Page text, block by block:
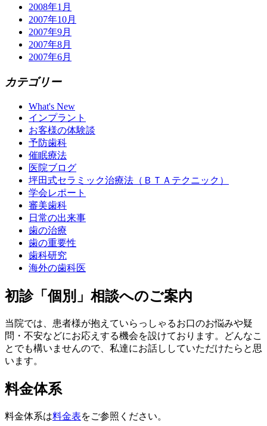
2008年1月
2007年10月
2007年9月
2007年8月
2007年6月
カテゴリー
What's New
インプラント
お客様の体験談
予防歯科
催眠療法
医院ブログ
坪田式セラミック治療法（ＢＴＡテクニック）
学会レポート
審美歯科
日常の出来事
歯の治療
歯の重要性
歯科研究
海外の歯科医
初診「個別」相談へのご案内
当院では、患者様が抱えていらっしゃるお口のお悩みや疑
問・不安などにお応えする機会を設けております。どんなこ
とでも構いませんので、私達にお話ししていただけたらと思
います。
料金体系
料金体系は料金表をご参照ください。